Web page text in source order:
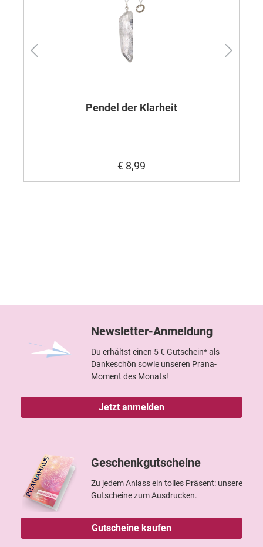
Pendel der Klarheit
€ 8,99
Newsletter-Anmeldung
Du erhältst einen 5 € Gutschein* als
Dankeschön sowie unseren Prana-
Moment des Monats!
Jetzt anmelden
Geschenkgutscheine
Zu jedem Anlass ein tolles Präsent: unsere
Gutscheine zum Ausdrucken.
Gutscheine kaufen